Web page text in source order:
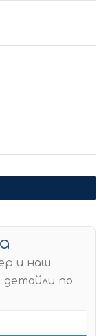
и наш
детайли по